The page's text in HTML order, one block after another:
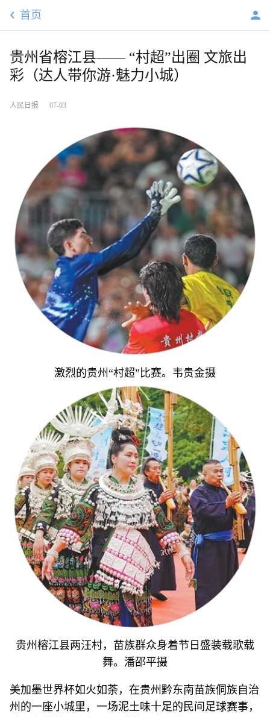
首页
贵州省榕江县—— “村超”出圈 文旅出
彩（达人带你游·魅力小城）
人民日报 07-03
激烈的贵州“村超”比赛。韦贵金摄
贵州榕江县两汪村，苗族群众身着节日盛装载歌载
舞。潘邵平摄
美加墨世界杯如火如荼，在贵州黔东南苗族侗族自治
州的一座小城里，一场泥土味十足的民间足球赛事，